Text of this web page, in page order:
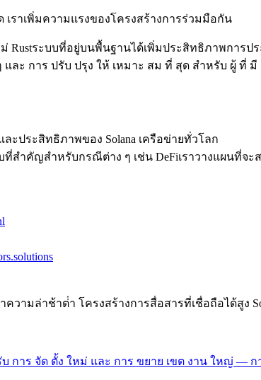
ราเพิ่มความแรงของโครงสร้างการร่วมมือกัน
Rustระบบที่อยู่บนพื้นฐานได้เพิ่มประสิทธิภาพการป
ละ การ ปรับ ปรุง ให้ เหมาะ สม ที่ สุด สําหรับ ผู้ ที่
ะประสิทธิภาพของ Solana เครือข่ายทั่วโลก
สําคัญสําหรับกรณีต่าง ๆ เช่น DeFiเราวางแผนที่จ
วามล่าช้าต่ํา โครงสร้างการสื่อสารที่เชื่อถือได้สูง
าร จัด ตั้ง ใหม่ และ การ ขยาย เขต งาน ใหญ่ — ก